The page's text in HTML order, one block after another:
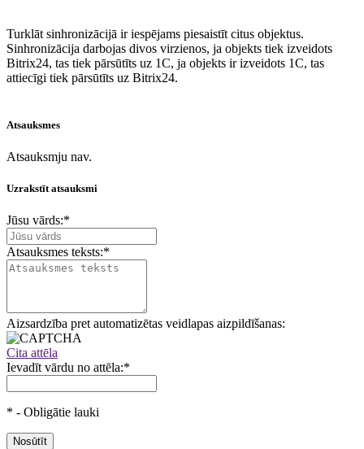
Turklāt sinhronizācijā ir iespējams piesaistīt citus objektus.
Sinhronizācija darbojas divos virzienos, ja objekts tiek izveidots
Bitrix24, tas tiek pārsūtīts uz 1C, ja objekts ir izveidots 1C, tas
attiecīgi tiek pārsūtīts uz Bitrix24.
Atsauksmes
Atsauksmju nav.
Uzrakstīt atsauksmi
Jūsu vārds:*
Atsauksmes teksts:*
Aizsardzība pret automatizētas veidlapas aizpildīšanas:
Cita attēla
Ievadīt vārdu no attēla:*
* - Obligātie lauki